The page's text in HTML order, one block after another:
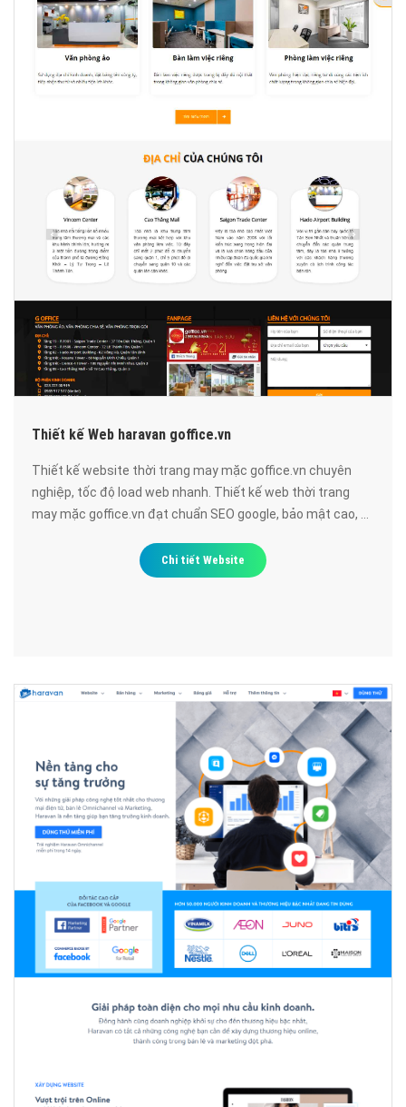
Thiết kế Web haravan goffice.vn
Thiết kế website thời trang may mặc goffice.vn chuyên
nghiệp, tốc độ load web nhanh. Thiết kế web thời trang
may mặc goffice.vn đạt chuẩn SEO google, bảo mật cao, uy
Chi tiết Website